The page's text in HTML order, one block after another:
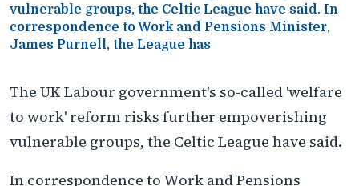
vulnerable groups, the Celtic League have said. In
correspondence to Work and Pensions Minister,
James Purnell, the League has
The UK Labour government's so-called 'welfare
to work' reform risks further empoverishing
vulnerable groups, the Celtic League have said.
In correspondence to Work and Pensions